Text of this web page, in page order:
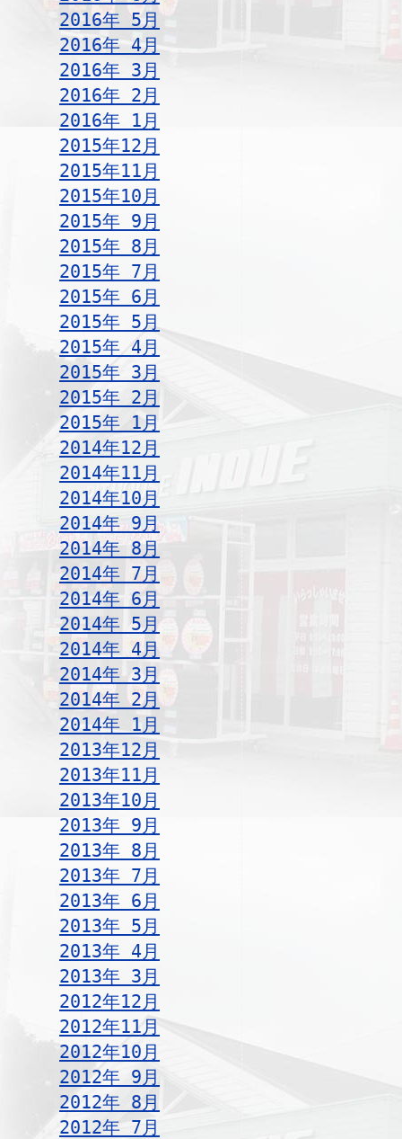
2016年 5月
2016年 4月
2016年 3月
2016年 2月
2016年 1月
2015年12月
2015年11月
2015年10月
2015年 9月
2015年 8月
2015年 7月
2015年 6月
2015年 5月
2015年 4月
2015年 3月
2015年 2月
2015年 1月
2014年12月
2014年11月
2014年10月
2014年 9月
2014年 8月
2014年 7月
2014年 6月
2014年 5月
2014年 4月
2014年 3月
2014年 2月
2014年 1月
2013年12月
2013年11月
2013年10月
2013年 9月
2013年 8月
2013年 7月
2013年 6月
2013年 5月
2013年 4月
2013年 3月
2012年12月
2012年11月
2012年10月
2012年 9月
2012年 8月
2012年 7月